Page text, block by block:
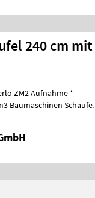
240 cm mit
ZM2 Aufnahme *
Baumaschinen Schaufel